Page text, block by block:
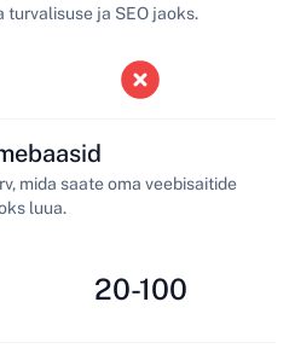
turvalisuse ja SEO jaoks.
mida saate oma veebisaitide
luua.
20-100